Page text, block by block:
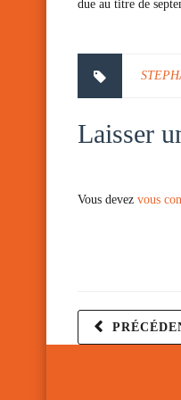
due au titre de
Laisser
Vous devez vous